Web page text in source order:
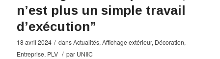
n’est plus un simple travail
d’exécution”
18 avril 2024 / dansActualités, Affichage extérieur, Décoration,
Entreprise, PLV / par UNIIC